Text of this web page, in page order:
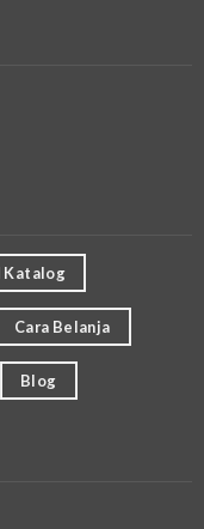
Katalog
Cara Belanja
Blog